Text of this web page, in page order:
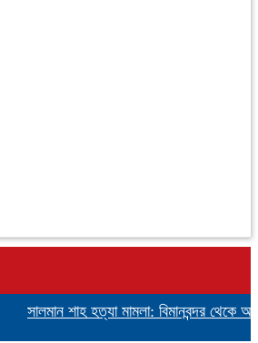
সালমান শাহ হত্যা মামলা: বিমানবন্দর থেকে